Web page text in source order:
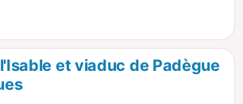
chemin de terre, mi-petites voies
goudronnés. Très peu de route
et viaduc de Padègue